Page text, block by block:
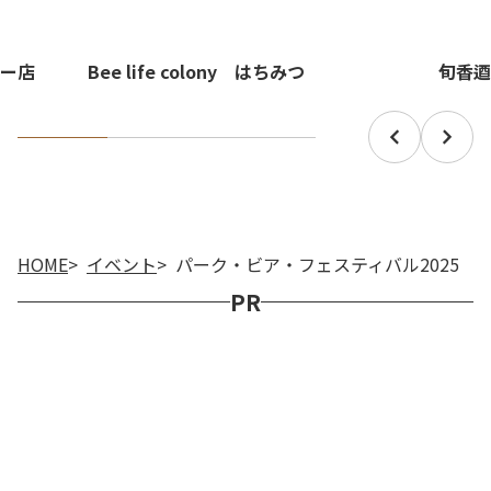
HOME イベント パーク・ビア・フェスティバル2025
店 Bee life colony はちみつ 旬香
PR